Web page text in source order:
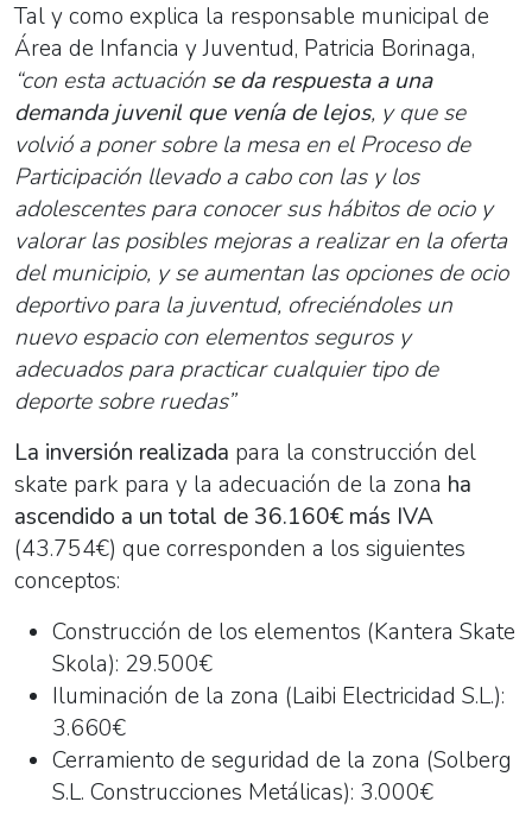
Tal y como explica la responsable municipal de
Área de Infancia y Juventud, Patricia Borinaga,
“con esta actuación se da respuesta a una
demanda juvenil que venía de lejos, y que se
volvió a poner sobre la mesa en el Proceso de
Participación llevado a cabo con las y los
adolescentes para conocer sus hábitos de ocio y
valorar las posibles mejoras a realizar en la oferta
del municipio, y se aumentan las opciones de ocio
deportivo para la juventud, ofreciéndoles un
nuevo espacio con elementos seguros y
adecuados para practicar cualquier tipo de
deporte sobre ruedas”
La inversión realizada para la construcción del
skate park para y la adecuación de la zona ha
ascendido a un total de 36.160€ más IVA
(43.754€) que corresponden a los siguientes
conceptos:
Construcción de los elementos (Kantera Skate
Skola): 29.500€
Iluminación de la zona (Laibi Electricidad S.L.):
3.660€
Cerramiento de seguridad de la zona (Solberg
S.L. Construcciones Metálicas): 3.000€